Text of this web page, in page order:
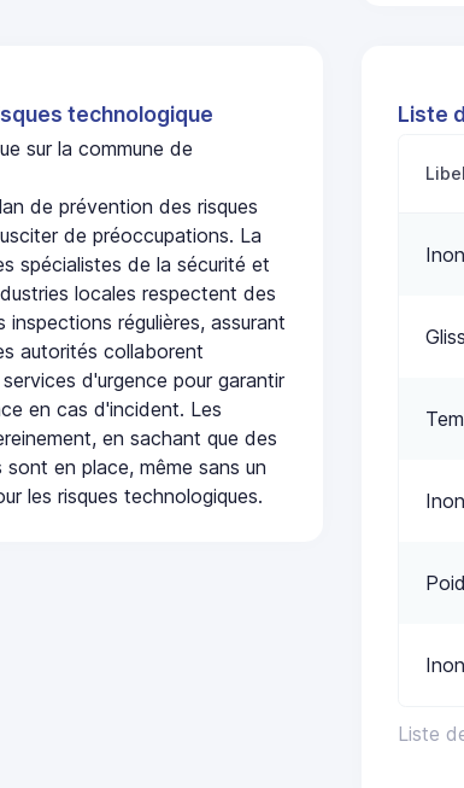
technologique
sur la commune de
de prévention des risques
de préoccupations. La
spécialistes de la sécurité et
locales respectent des
régulières, assurant
autorités collaborent
d'urgence pour garantir
en cas d'incident. Les
en sachant que des
en place, même sans un
les risques technologiques.
Liste
Liste